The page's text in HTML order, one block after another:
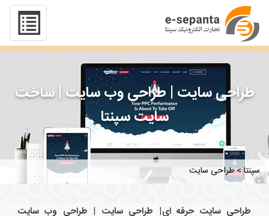
طراحی سایت | طراحی وب سایت | ساخت
سایت سپنتا
سپنتا>طراحی سایت
طراحی سایت حرفه ای| طراحی سایت | طراحی وب سایت